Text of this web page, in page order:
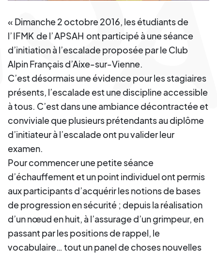
« Dimanche 2 octobre 2016, les étudiants de
l’IFMK de l’APSAH ont participé à une séance
d’initiation à l’escalade proposée par le Club
Alpin Français d’Aixe-sur-Vienne.
C’est désormais une évidence pour les stagiaires
présents, l’escalade est une discipline accessible
à tous. C’est dans une ambiance décontractée et
conviviale que plusieurs prétendants au diplôme
d’initiateur à l’escalade ont pu valider leur
examen.
Pour commencer une petite séance
d’échauffement et un point individuel ont permis
aux participants d’acquérir les notions de bases
de progression en sécurité ; depuis la réalisation
d’un nœud en huit, à l’assurage d’un grimpeur, en
passant par les positions de rappel, le
vocabulaire… tout un panel de choses nouvelles